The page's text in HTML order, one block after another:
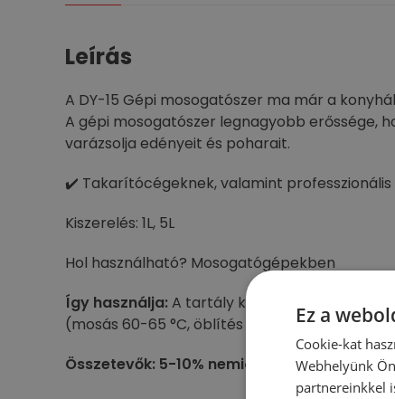
Leírás
A DY-15 Gépi mosogatószer ma már a
A gépi mosogatószer legnagyobb erőssége,
varázsolja edényeit és poharait.
✔️ Takarítócégeknek, valamint professzionális
Kiszerelés: 1L, 5L
Hol használható? Mosogatógépekben
Így használja:A tartály kinyitása után
(mosás 60-65 °C, öblítés 80-85 °C). Töltse
Összetevők: 5-10% nemionos felületaktív
Ez a
Cookie-kat
Webhelyünk
partnereinkkel